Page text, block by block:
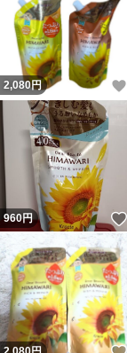
2,080円
960円